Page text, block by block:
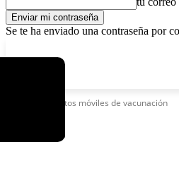
Se te ha enviado una contraseña por
Puntos móviles de vacunación